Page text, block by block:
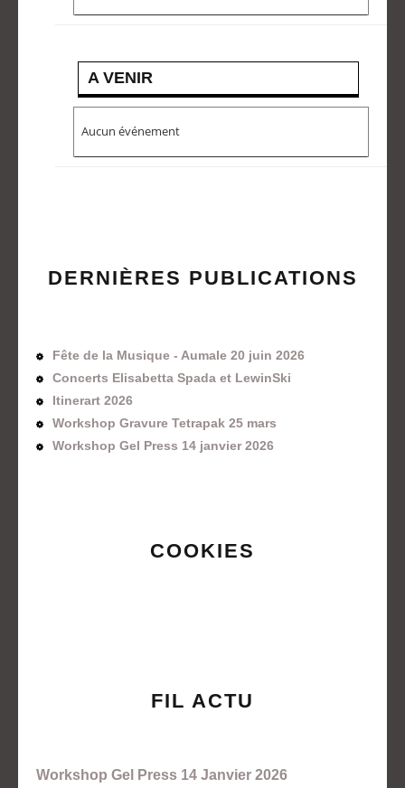
A VENIR
Aucun événement
DERNIÈRES PUBLICATIONS
Fête de la Musique - Aumale 20 juin 2026
Concerts Elisabetta Spada et LewinSki
Itinerart 2026
Workshop Gravure Tetrapak 25 mars
Workshop Gel Press 14 janvier 2026
COOKIES
FIL ACTU
Workshop Gel Press 14 Janvier 2026